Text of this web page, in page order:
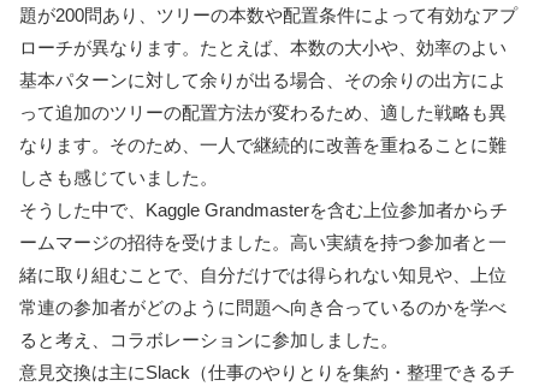
題が200問あり、ツリーの本数や配置条件によって有効なアプ
ローチが異なります。たとえば、本数の大小や、効率のよい
基本パターンに対して余りが出る場合、その余りの出方によ
って追加のツリーの配置方法が変わるため、適した戦略も異
なります。そのため、一人で継続的に改善を重ねることに難
しさも感じていました。
そうした中で、Kaggle Grandmasterを含む上位参加者からチ
ームマージの招待を受けました。高い実績を持つ参加者と一
緒に取り組むことで、自分だけでは得られない知見や、上位
常連の参加者がどのように問題へ向き合っているのかを学べ
ると考え、コラボレーションに参加しました。
意見交換は主にSlack（仕事のやりとりを集約・整理できるチ